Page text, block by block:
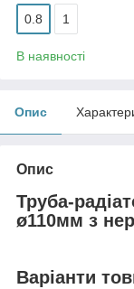
0.8 1
В наявності
Опис
Опис
Труба-
ø110мм з
Варіанти